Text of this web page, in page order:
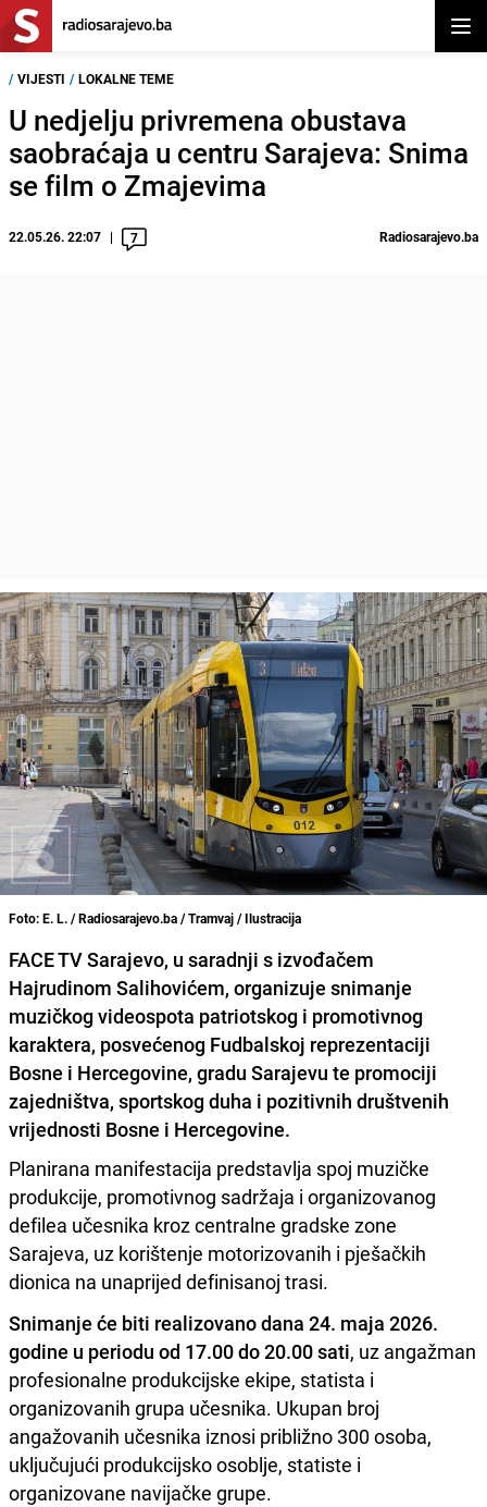
/ VIJESTI / LOKALNE TEME
U nedjelju privremena obustava
saobraćaja u centru Sarajeva: Snima
se film o Zmajevima
22.05.26. 22:07 7 Radiosarajevo.ba
Foto: E. L. / Radiosarajevo.ba / Tramvaj / Ilustracija
FACE TV Sarajevo, u saradnji s izvođačem
Hajrudinom Salihovićem, organizuje snimanje
muzičkog videospota patriotskog i promotivnog
karaktera, posvećenog Fudbalskoj reprezentaciji
Bosne i Hercegovine, gradu Sarajevu te promociji
zajedništva, sportskog duha i pozitivnih društvenih
vrijednosti Bosne i Hercegovine.
Planirana manifestacija predstavlja spoj muzičke
produkcije, promotivnog sadržaja i organizovanog
defilea učesnika kroz centralne gradske zone
Sarajeva, uz korištenje motorizovanih i pješačkih
dionica na unaprijed definisanoj trasi.
Snimanje će biti realizovano dana 24. maja 2026.
godine u periodu od 17.00 do 20.00 sati, uz angažman
profesionalne produkcijske ekipe, statista i
organizovanih grupa učesnika. Ukupan broj
angažovanih učesnika iznosi približno 300 osoba,
uključujući produkcijsko osoblje, statiste i
organizovane navijačke grupe.